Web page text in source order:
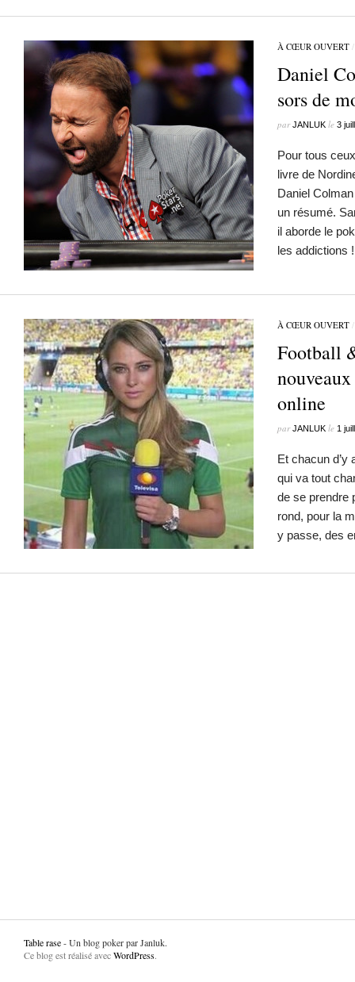
À CŒUR OUVERT
Daniel
sors de
parJANLUK le 3
Pour tous
livre de
Daniel
un résumé.
il aborde le
les addictions
À CŒUR OUVERT
Football
online
parJANLUK le 1
Et chacun d’y
qui va tout
de se prendre
rond, pour la
y passe, des
Table rase- Un blog poker par Janluk.
Ce blog est réalisé avecWordPress.